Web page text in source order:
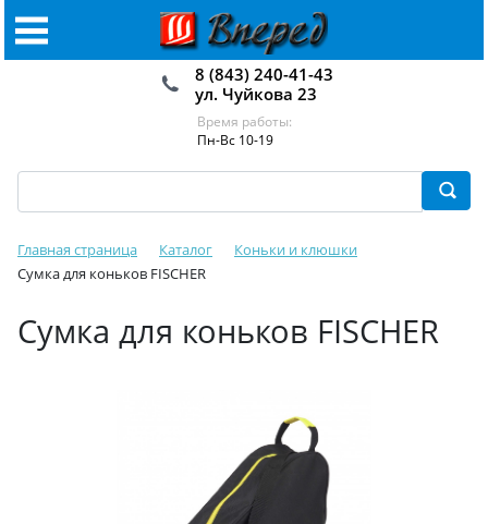
8 (843) 240-41-43
ул. Чуйкова 23
Время работы:
Пн-Вс 10-19
Главная страница Каталог
Коньки и клюшки
Сумка для коньков FISCHER
Сумка для коньков FISCHER